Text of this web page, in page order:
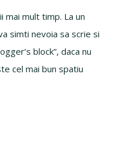
mai mult timp. La un
simti nevoia sa scrie si
block”, daca nu
cel mai bun spatiu